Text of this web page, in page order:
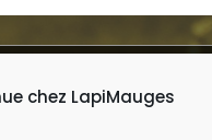
chez LapiMauges
EMAIL